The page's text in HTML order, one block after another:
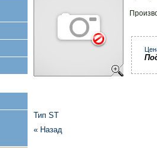
Тип ST
« Назад